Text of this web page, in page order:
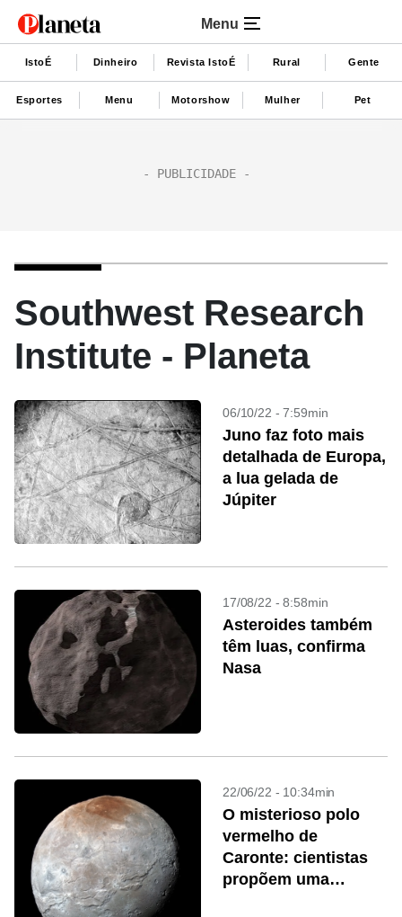
Menu
IstoÉ Dinheiro Revista IstoÉ Rural Gente
Esportes Menu Motorshow Mulher Pet
Southwest Research
Institute - Planeta
06/10/22 - 7:59min
Juno faz foto mais
detalhada de Europa,
a lua gelada de
Júpiter
17/08/22 - 8:58min
Asteroides também
têm luas, confirma
Nasa
22/06/22 - 10:34min
O misterioso polo
vermelho de
Caronte: cientistas
propõem uma